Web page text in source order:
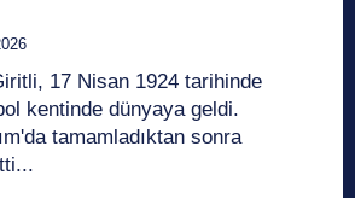
17 Nisan 1924 tarihinde
kentinde dünyaya geldi.
tamamladıktan sonra